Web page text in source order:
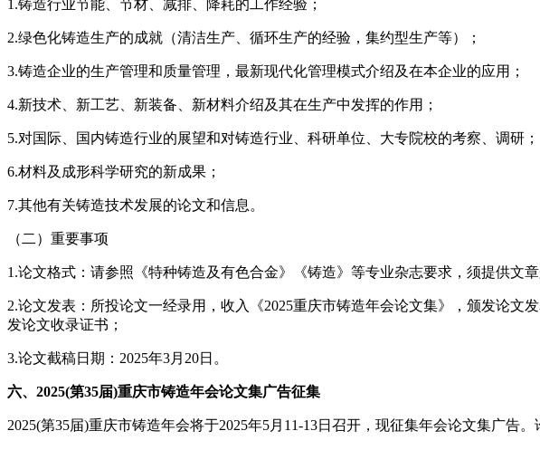
1.铸造行业节能、节材、减排、降耗的工作经验；
2.绿色化铸造生产的成就（清洁生产、循环生产的经验，集约型生产等）；
3.铸造企业的生产管理和质量管理，最新现代化管理模式介绍及在本企业的应用；
4.新技术、新工艺、新装备、新材料介绍及其在生产中发挥的作用；
5.对国际、国内铸造行业的展望和对铸造行业、科研单位、大专院校的考察、调研；
6.材料及成形科学研究的新成果；
7.其他有关铸造技术发展的论文和信息。
（二）重要事项
1.论文格式：请参照《特种铸造及有色合金》《铸造》等专业杂志要求，须提供文
2.论文发表：所投论文一经录用，收入《2025重庆市铸造年会论文集》，颁发论
发论文收录证书；
3.论文截稿日期：2025年3月20日。
六、2025(第35届)重庆市铸造年会论文集广告征集
2025(第35届)重庆市铸造年会将于2025年5月11-13日召开，现征集年会论文集广告